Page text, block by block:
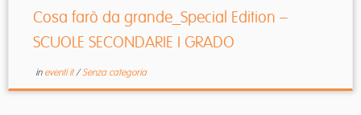
Cosa farò da grande_Special Edition –
SCUOLE SECONDARIE I GRADO
in eventi it/Senza categoria